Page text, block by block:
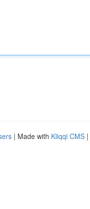
| Made with Kliqqi CMS |